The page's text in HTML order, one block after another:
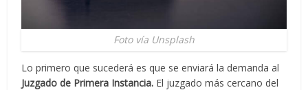
Foto vía Unsplash
Lo primero que sucederá es que se enviará la demanda al
Juzgado de Primera Instancia. El juzgado más cercano del